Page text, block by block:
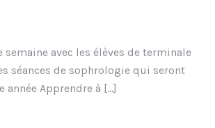
semaine avec les élèves de terminale
séances de sophrologie qui seront
année Apprendre à […]